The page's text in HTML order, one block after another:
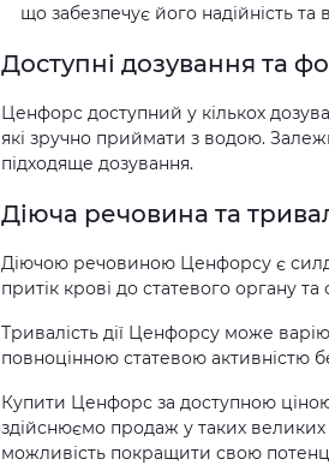
що забезпечує його надійність та
Доступні дозування та
Ценфорс доступний у кількох
які зручно приймати з водою.
підходяще дозування.
Діюча речовина та
Діючою речовиною Ценфорсу є
притік крові до статевого органу
Тривалість дії Ценфорсу може
повноцінною статевою активністю
Купити Ценфорс за доступною
здійснюємо продаж у таких великих
можливість покращити свою